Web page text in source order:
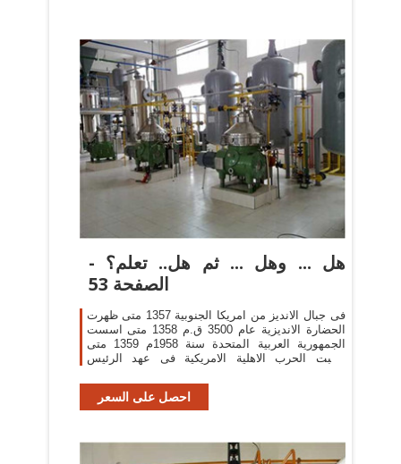
هل ... وهل ... ثم هل.. تعلم؟ -
الصفحة 53
فى جبال الانديز من امريكا الجنوبية 1357 متى ظهرت
الحضارة الانديزية عام 3500 ق.م 1358 متى اسست
الجمهورية العربية المتحدة سنة 1958م 1359 متى
نشبت الحرب الاهلية الامريكية فى عهد الرئيس
احصل على السعر